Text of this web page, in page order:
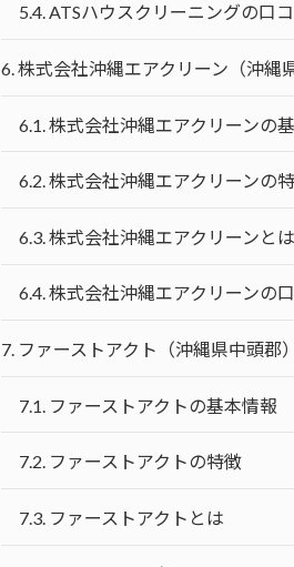
5.4.ATSハウスクリーニングの口
6.株式会社沖縄エアクリーン（沖縄
6.1. 株式会社沖縄エアクリーンの
6.2.株式会社沖縄エアクリーンの
6.3. 株式会社沖縄エアクリーンとは
6.4.株式会社沖縄エアクリーンの
7. ファーストアクト（沖縄県中頭郡）
7.1. ファーストアクトの基本情報
7.2. ファーストアクトの特徴
7.3. ファーストアクトとは